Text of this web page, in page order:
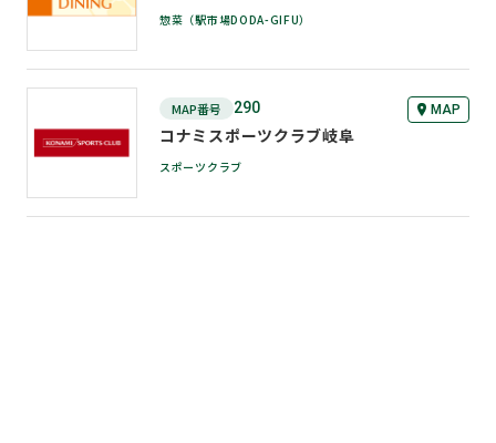
惣菜（駅市場DODA-GIFU）
MAP
MAP番号 290
コナミスポーツクラブ岐阜
スポーツクラブ